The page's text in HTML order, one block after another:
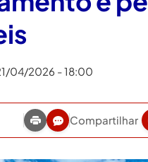
04/2026 - 18:00
Compartilhar